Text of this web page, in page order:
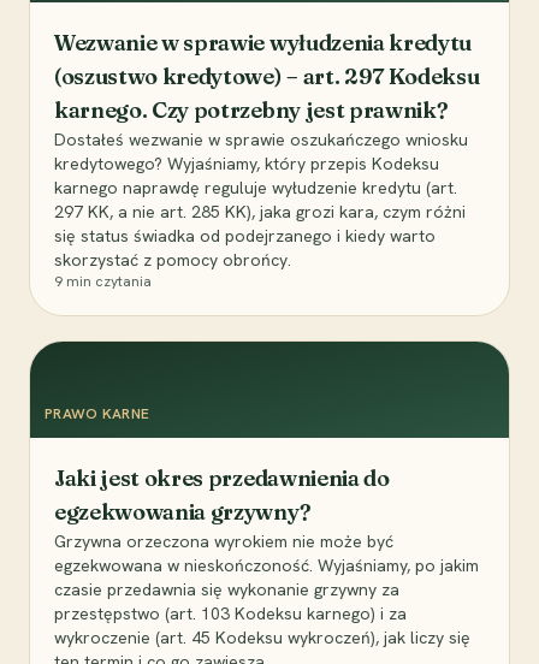
Wezwanie w sprawie wyłudzenia kredytu
(oszustwo kredytowe) – art. 297 Kodeksu
karnego. Czy potrzebny jest prawnik?
Dostałeś wezwanie w sprawie oszukańczego wniosku
kredytowego? Wyjaśniamy, który przepis Kodeksu
karnego naprawdę reguluje wyłudzenie kredytu (art.
297 KK, a nie art. 285 KK), jaka grozi kara, czym różni
się status świadka od podejrzanego i kiedy warto
skorzystać z pomocy obrońcy.
9 min czytania
PRAWO KARNE
Jaki jest okres przedawnienia do
egzekwowania grzywny?
Grzywna orzeczona wyrokiem nie może być
egzekwowana w nieskończoność. Wyjaśniamy, po jakim
czasie przedawnia się wykonanie grzywny za
przestępstwo (art. 103 Kodeksu karnego) i za
wykroczenie (art. 45 Kodeksu wykroczeń), jak liczy się